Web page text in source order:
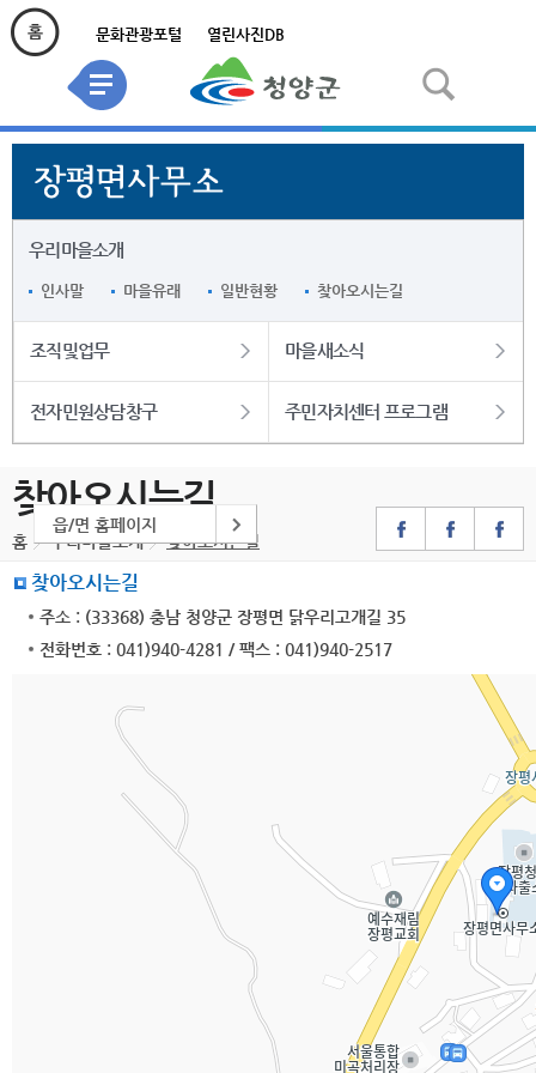
문화관광포털 열린사진DB
우리마을소개
인사말 마을유래 일반현황 찾아오시는길
조직및업무 마을새소식
전자민원상담창구 주민자치센터 프로그램
읍/면 홈페이지
찾아오시는길
홈 우리마을소개 찾아오시는길
찾아오시는길
주소 : (33368) 충남 청양군 장평면 닭우리고개길 35
전화번호 : 041)940-4281 / 팩스 : 041)940-2517